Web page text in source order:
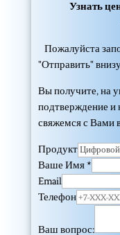
Узнать
Пожалуйста
"Отправить"
Вы получите, на
подтверждение
свяжемся с Вами
Продукт
Ваше Имя*
Email
Телефон
Ваш вопрос: